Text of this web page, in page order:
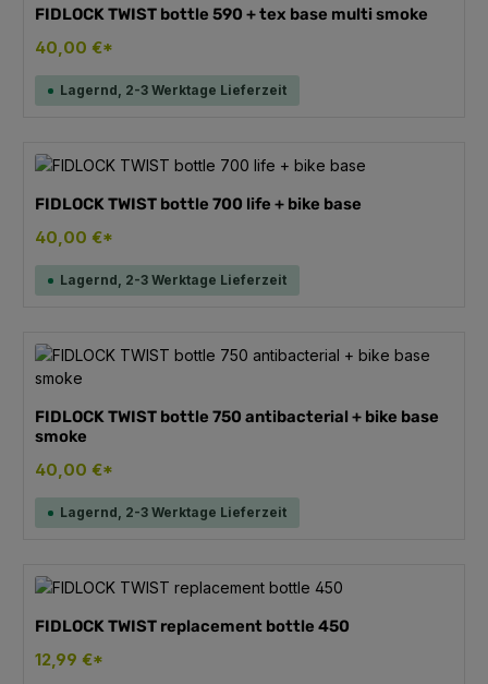
FIDLOCK TWIST bottle 590 + tex base multi smoke
40,00 €*
Lagernd, 2-3 Werktage Lieferzeit
FIDLOCK TWIST bottle 700 life + bike base
40,00 €*
Lagernd, 2-3 Werktage Lieferzeit
FIDLOCK TWIST bottle 750 antibacterial + bike base
smoke
40,00 €*
Lagernd, 2-3 Werktage Lieferzeit
FIDLOCK TWIST replacement bottle 450
12,99 €*